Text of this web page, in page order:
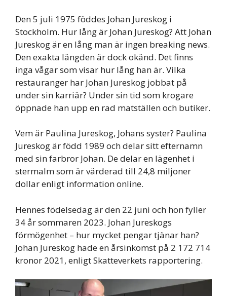
Den 5 juli 1975 föddes Johan Jureskog i
Stockholm. Hur lång är Johan Jureskog? Att Johan
Jureskog är en lång man är ingen breaking news.
Den exakta längden är dock okänd. Det finns
inga vågar som visar hur lång han är. Vilka
restauranger har Johan Jureskog jobbat på
under sin karriär? Under sin tid som krogare
öppnade han upp en rad matställen och butiker.
Vem är Paulina Jureskog, Johans syster? Paulina
Jureskog är född 1989 och delar sitt efternamn
med sin farbror Johan. De delar en lägenhet i
stermalm som är värderad till 24,8 miljoner
dollar enligt information online.
Hennes födelsedag är den 22 juni och hon fyller
34 år sommaren 2023. Johan Jureskogs
förmögenhet – hur mycket pengar tjänar han?
Johan Jureskog hade en årsinkomst på 2 172 714
kronor 2021, enligt Skatteverkets rapportering.